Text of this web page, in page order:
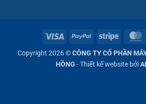
Visa PayPal Stripe
Copyright 2026 ©CÔNG TY CỔ PHẦN
HỒNG - Thiết kế website bởi